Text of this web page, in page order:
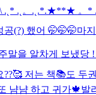
.˛。.˛.*.★**★ 。* .
공(?) 했어 🤭🤭🤭마
을 알차게 보냈당 !
??🥰 저는 책📚도
냠냠 하고 귀가🍁발